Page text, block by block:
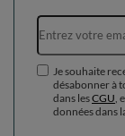
Je souhaite
désabonner à
dans lesCGU ,
données dans